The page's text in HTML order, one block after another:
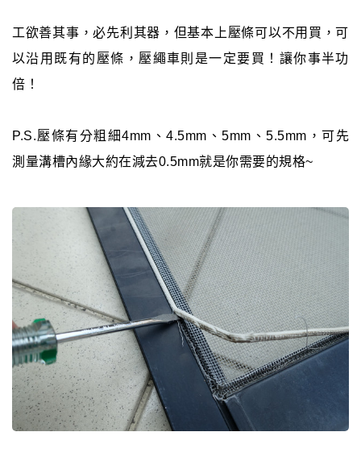
工欲善其事，必先利其器，但基本上壓條可以不用買，可
以沿用既有的壓條，壓繩車則是一定要買！讓你事半功
倍！
P.S.壓條有分粗細4mm、4.5mm、5mm、5.5mm，可先
測量溝槽內緣大約在減去0.5mm就是你需要的規格~